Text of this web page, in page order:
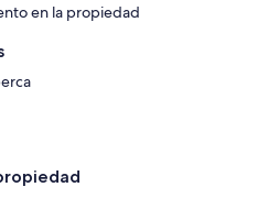
en la propiedad